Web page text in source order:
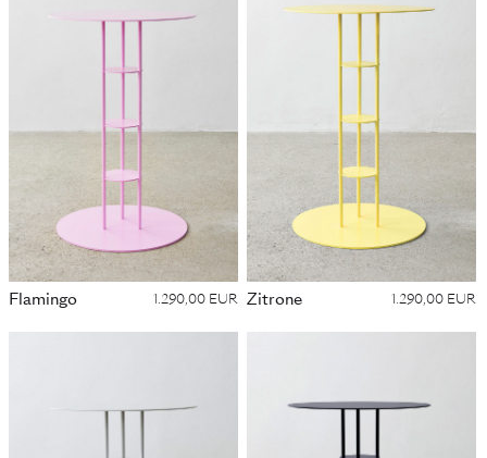
Flamingo 1.290,00 EUR Zitrone 1.290,00 EUR